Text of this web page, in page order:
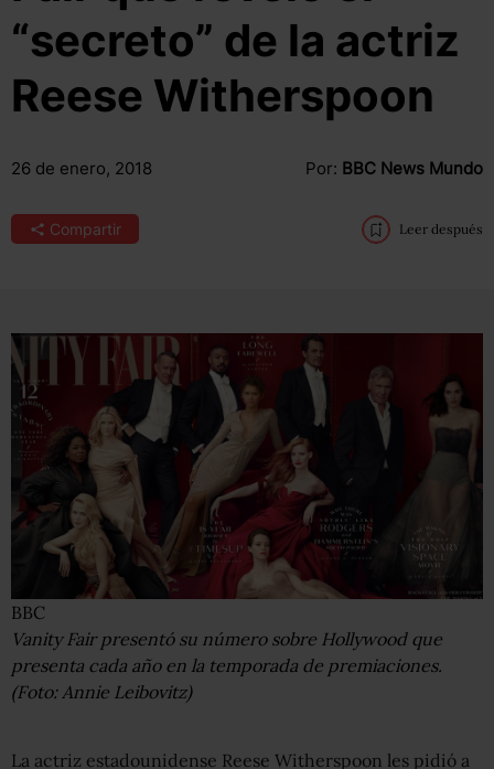
“secreto” de la actriz
Reese Witherspoon
26 de enero, 2018 Por: BBC News Mundo
Compartir Leer después
BBC
Vanity Fair presentó su número sobre Hollywood que
presenta cada año en la temporada de premiaciones.
(Foto: Annie Leibovitz)
La actriz estadounidense Reese Witherspoon les pidió a